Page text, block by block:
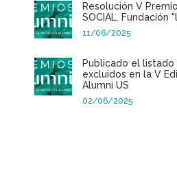
Resolución V
SOCIAL. Fundación
11/06/2025
Publicado el
excluidos en la V
Alumni US
02/06/2025